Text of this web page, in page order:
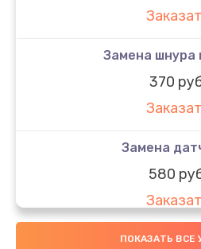
Замена шнура
370
Замена
580
Комплексная
ПОКАЗАТЬ ВСЕ